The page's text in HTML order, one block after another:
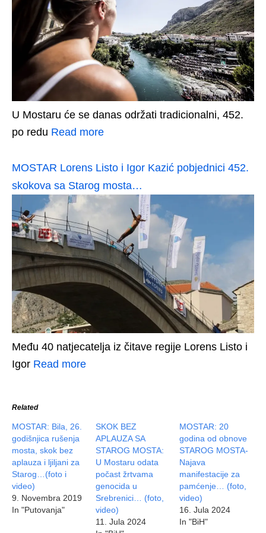
U Mostaru će se danas održati tradicionalni, 452.
po redu Read more
MOSTAR Lorens Listo i Igor Kazić pobjednici 452.
skokova sa Starog mosta…
Među 40 natjecatelja iz čitave regije Lorens Listo i
Igor Read more
Related
MOSTAR: Bila, 26.
godišnjica rušenja
mosta, skok bez
aplauza i ljiljani za
Starog…(foto i
video)
9. Novembra 2019
In "Putovanja"
SKOK BEZ
APLAUZA SA
STAROG MOSTA:
U Mostaru odata
počast žrtvama
genocida u
Srebrenici… (foto,
video)
11. Jula 2024
MOSTAR: 20
godina od obnove
STAROG MOSTA-
Najava
manifestacije za
pamćenje… (foto,
video)
16. Jula 2024
In "BiH"